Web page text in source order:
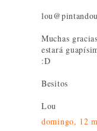
Muchas
estará
:D
Besitos
Lou
domingo, 12